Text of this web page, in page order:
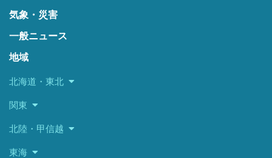
気象・災害
一般ニュース
地域
北海道・東北
関東
北陸・甲信越
東海